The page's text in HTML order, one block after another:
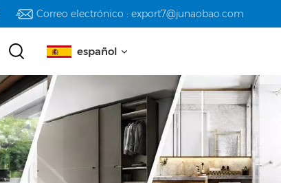
Correo electrónico : export7@junaobao.com
español
English
español